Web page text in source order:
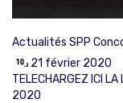
Actualités SPP
21 février 2020
TELECHARGEZ ICI
2020